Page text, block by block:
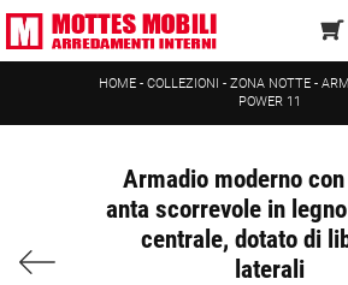
HOME- COLLEZIONI - ZONA NOTTE -
POWER 11
Armadio moderno
anta scorrevole in
centrale, dotato di
laterali